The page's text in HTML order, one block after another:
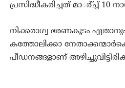
പ്രസിദ്ധീകരിച്ചത് മാര്‍്ച്ച് 10
നിക്കരാഗ്വ ഭരണകൂടം
കത്തോലിക്കാ
പീഡനങ്ങളാണ്